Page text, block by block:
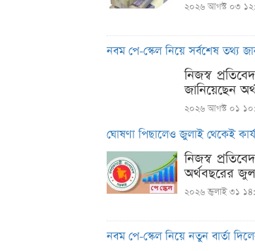
২০২৬ আগস্ট ০৩
নবম পে-স্কেল নিয়ে সর্বশেষ তথ্য
নিজস্ব
জানিয়েছেন
২০২৬ আগস্ট ০১
ঘোষণা পিছালেও জুলাই থেকেই
নিজস্ব
অর্থবছরের
২০২৬ জুলাই ৩১
নবম পে-স্কেল নিয়ে নতুন বার্তা দিলেন